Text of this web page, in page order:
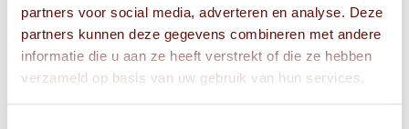
partners voor social media, adverteren en analyse. Deze
partners kunnen deze gegevens combineren met andere
informatie die u aan ze heeft verstrekt of die ze hebben
verzameld op basis van uw gebruik van hun services.